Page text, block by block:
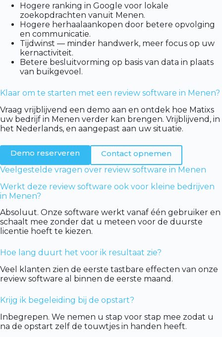
Hogere ranking in Google voor lokale
zoekopdrachten vanuit Menen.
Hogere herhaalaankopen door betere opvolging
en communicatie.
Tijdwinst — minder handwerk, meer focus op uw
kernactiviteit.
Betere besluitvorming op basis van data in plaats
van buikgevoel.
Klaar om te starten met een review software in Menen?
Vraag vrijblijvend een demo aan en ontdek hoe Matixs
uw bedrijf in Menen verder kan brengen. Vrijblijvend, in
het Nederlands, en aangepast aan uw situatie.
Demo reserveren
Contact opnemen
Veelgestelde vragen over review software in Menen
Werkt deze review software ook voor kleine bedrijven
in Menen?
Absoluut. Onze software werkt vanaf één gebruiker en
schaalt mee zonder dat u meteen voor de duurste
licentie hoeft te kiezen.
Hoe lang duurt het voor ik resultaat zie?
Veel klanten zien de eerste tastbare effecten van onze
review software al binnen de eerste maand.
Krijg ik begeleiding bij de opstart?
Inbegrepen. We nemen u stap voor stap mee zodat u
na de opstart zelf de touwtjes in handen heeft.